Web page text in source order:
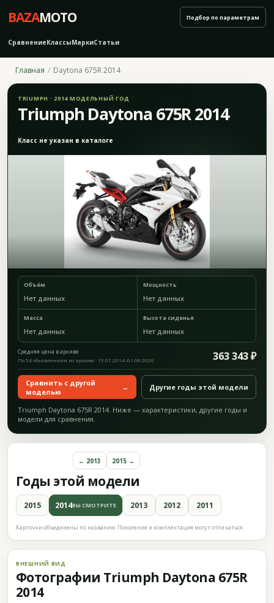
BAZAMOTO
СравнениеКлассыМаркиСтатьи
Подбор по параметрам
Главная Daytona 675R 2014
TRIUMPH · 2014 МОДЕЛЬНЫЙ ГОД
Triumph Daytona 675R 2014
Класс не указан в каталоге
Объём
Нет данных
Мощность
Нет данных
Масса
Нет данных
Высота сиденья
Нет данных
Средняя цена в архиве 363 343 ₽
По 54 объявлениям из архива · 15.07.2014–01.08.2026
Сравнить с другой
моделью
→ Другие годы этой модели
Triumph Daytona 675R 2014. Ниже — характеристики, другие годы и
модели для сравнения.
Годы этой модели
← 2013 2015 →
2015 2014ВЫ СМОТРИТЕ 2013 2012 2011
Карточки объединены по названию. Поколение и комплектация могут отличаться.
ВНЕШНИЙ ВИД
Фотографии Triumph Daytona 675R
2014